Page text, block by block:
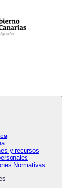
y recursos
Normativas